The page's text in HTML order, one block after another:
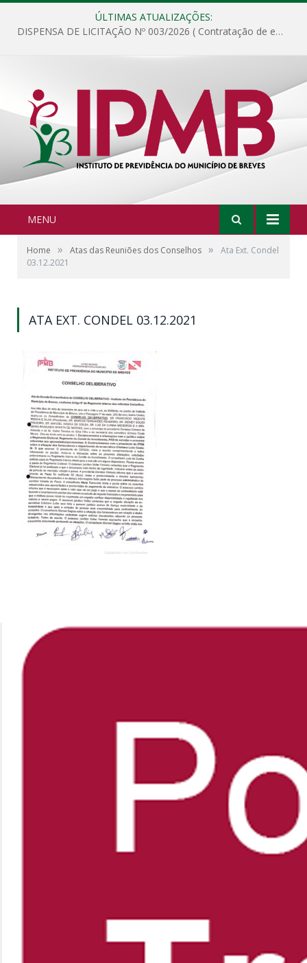
ÚLTIMAS ATUALIZAÇÕES:
DISPENSA DE LICITAÇÃO Nº 003/2026 ( Contratação de empresa para fornecimento de gêneros alimentícios não perecíveis, materiais de expediente, descartáveis, copa e cozinha, para análise e posterior publicação.)
MENU
Home » Atas das Reuniões dos Conselhos »
Ata Ext. Condel
03.12.2021
ATA EXT. CONDEL 03.12.2021